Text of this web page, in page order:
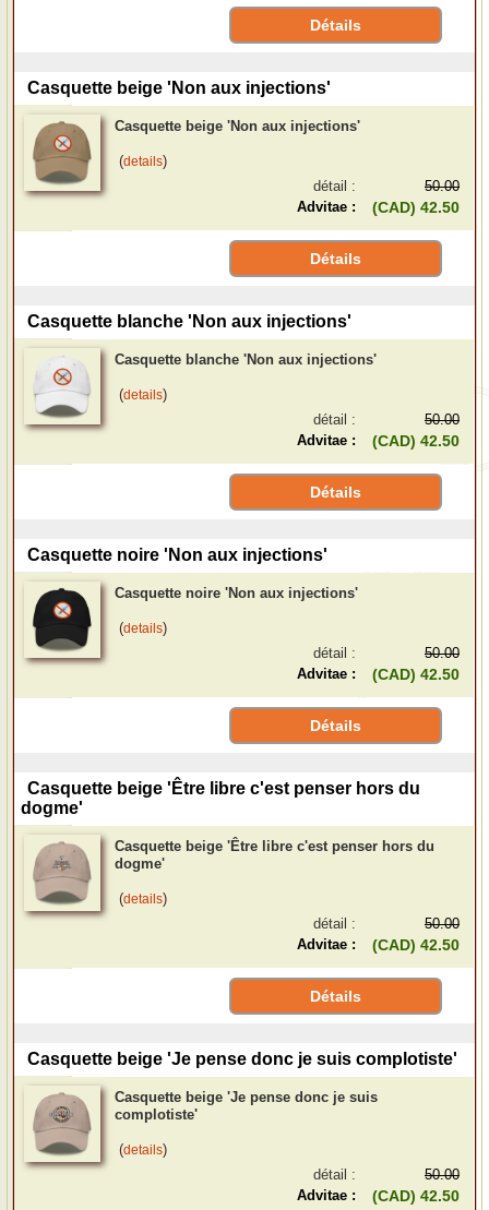
Détails
Casquette beige 'Non aux injections'
Casquette beige 'Non aux injections'
(details)
détail :
50.00
Advitae :
(CAD) 42.50
Détails
Casquette blanche 'Non aux injections'
Casquette blanche 'Non aux injections'
(details)
détail :
50.00
Advitae :
(CAD) 42.50
Détails
Casquette noire 'Non aux injections'
Casquette noire 'Non aux injections'
(details)
détail :
50.00
Advitae :
(CAD) 42.50
Détails
Casquette beige 'Être libre c'est penser hors du
dogme'
Casquette beige 'Être libre c'est penser hors du
dogme'
(details)
détail :
50.00
Advitae :
(CAD) 42.50
Détails
Casquette beige 'Je pense donc je suis complotiste'
Casquette beige 'Je pense donc je suis
complotiste'
(details)
détail :
50.00
Advitae :
(CAD) 42.50